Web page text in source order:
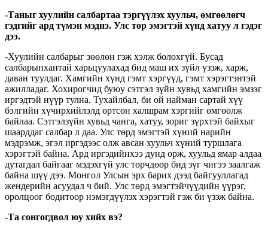
-Таныг хуулийн салбартаа тэргүүлэх хуульч, өмгөөлөгч
гэдгийг ард түмэн мэднэ. Улс төр эмэгтэй хүнд хатуу л гэдэг
дээ.
-Хуулийн салбарыг зөөлөн гэж хэлж болохгүй. Бусад
салбарынхантай харьцуулахад бид маш их зүйл үзэж, харж,
даван туулдаг. Хамгийн хүнд гэмт хэргүүд, гэмт хэрэгтэнтэй
ажилладаг. Хохирогчид буюу сэтгэл зүйн хувьд хамгийн эмзэг
иргэдтэй нүүр тулна. Тухайлбал, би ой найман сартай хүү
бэлгийн хүчирхийлэлд өртсөн халшрам хэргийг өмгөөлж
байлаа. Сэтгэлзүйн хувьд чанга, хатуу, зориг зүрхтэй байхыг
шаарддаг салбар л даа. Улс төрд эмэгтэй хүний нарийн
мэдрэмж, эгэл иргэдээс олж авсан хуульч хүний туршлага
хэрэгтэй байна. Ард иргэдийнхээ дунд орж, хуульд ямар алдаа
дутагдал байгааг мэдэхгүй улс төрчдөөр бид зүг чигээ заалгаж
байна шүү дээ. Монгол Улсын эрх барих дээд байгууллагад
жендерийн асуудал ч бий. Улс төрд эмэгтэйчүүдийн үүрэг,
оролцоог бодитоор нэмэгдүүлэх хэрэгтэй гэж би үзэж байна.
-Та сонгогдвол юу хийх вэ?